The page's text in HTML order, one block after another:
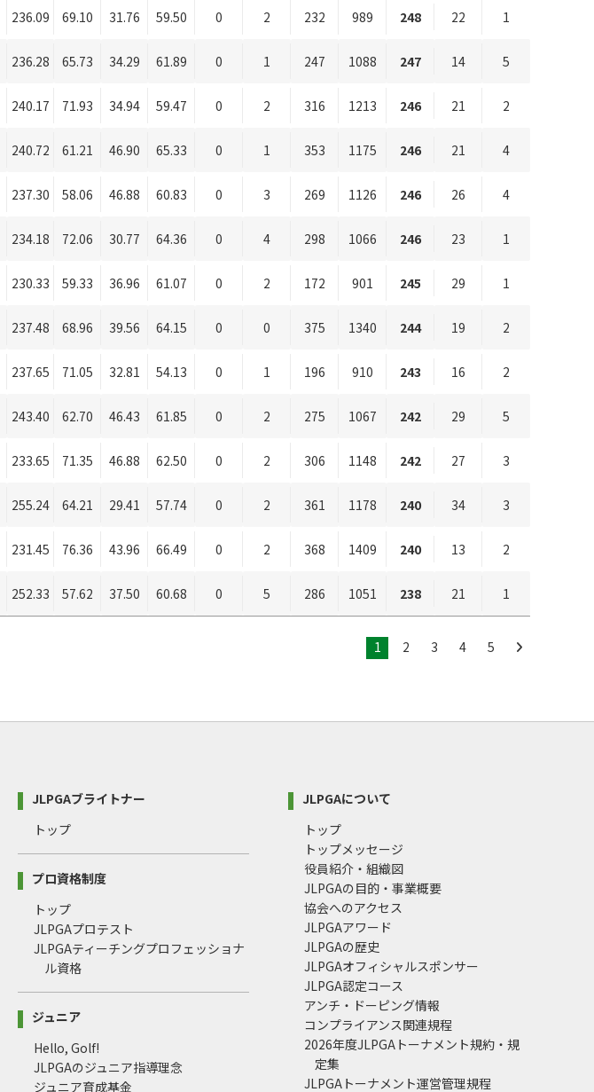
236.09 69.10 31.76 59.50 0 2 232 989 248 22 1
236.28 65.73 34.29 61.89 0 1 247 1088 247 14 5
240.17 71.93 34.94 59.47 0 2 316 1213 246 21 2
240.72 61.21 46.90 65.33 0 1 353 1175 246 21 4
237.30 58.06 46.88 60.83 0 3 269 1126 246 26 4
234.18 72.06 30.77 64.36 0 4 298 1066 246 23 1
230.33 59.33 36.96 61.07 0 2 172 901 245 29 1
237.48 68.96 39.56 64.15 0 0 375 1340 244 19 2
237.65 71.05 32.81 54.13 0 1 196 910 243 16 2
243.40 62.70 46.43 61.85 0 2 275 1067 242 29 5
233.65 71.35 46.88 62.50 0 2 306 1148 242 27 3
255.24 64.21 29.41 57.74 0 2 361 1178 240 34 3
231.45 76.36 43.96 66.49 0 2 368 1409 240 13 2
252.33 57.62 37.50 60.68 0 5 286 1051 238 21 1
1 2 3 4 5
JLPGAブライトナー
トップ
プロ資格制度
トップ
JLPGAプロテスト
JLPGAティーチングプロフェッショナ
ル資格
ジュニア
Hello, Golf!
JLPGAのジュニア指導理念
ジュニア育成基金
JLPGAについて
トップ
トップメッセージ
役員紹介・組織図
JLPGAの目的・事業概要
協会へのアクセス
JLPGAアワード
JLPGAの歴史
JLPGAオフィシャルスポンサー
JLPGA認定コース
アンチ・ドーピング情報
コンプライアンス関連規程
2026年度JLPGAトーナメント規約・規
定集
JLPGAトーナメント運営管理規程